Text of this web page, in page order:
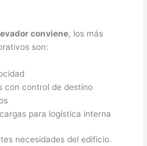
conviene, los más
son:
con control de destino
para logística interna
necesidades del edificio.